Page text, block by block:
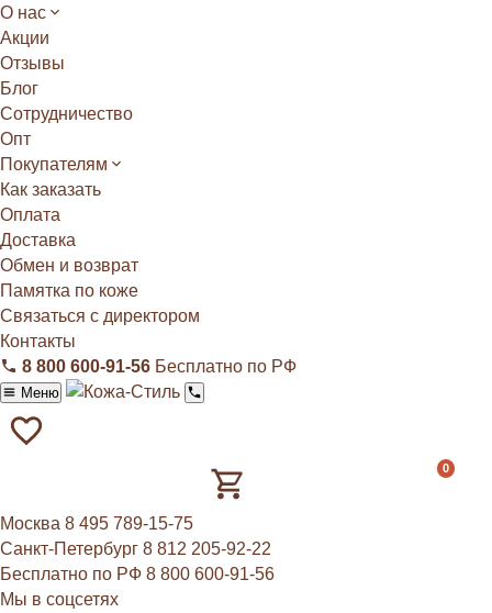
О нас
Акции
Отзывы
Блог
Сотрудничество
Опт
Покупателям
Как заказать
Оплата
Доставка
Обмен и возврат
Памятка по коже
Связаться с директором
Контакты
8 800 600‑91‑56 Бесплатно по РФ
Меню
0
Москва 8 495 789‑15‑75
Санкт-Петербург 8 812 205‑92‑22
Бесплатно по РФ 8 800 600‑91‑56
Мы в соцсетях